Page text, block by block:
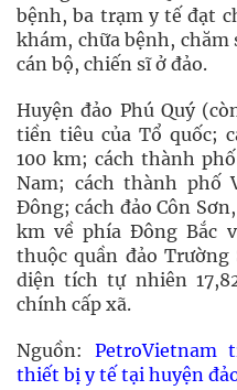
bệnh, ba trạm y tế đạt
khám, chữa bệnh, chăm
cán bộ, chiến sĩ ở đảo.
Huyện đảo Phú Quý
tiền tiêu của Tổ quốc;
100 km; cách thành
Nam; cách thành phố
Đông; cách đảo Côn
km về phía Đông Bắc
thuộc quần đảo Trường
diện tích tự nhiên
chính cấp xã.
Nguồn:
thiết bị y tế tại huyện